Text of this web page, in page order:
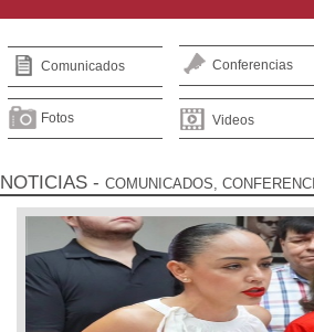
Comunicados Conferencias
Fotos Videos
NOTICIAS - COMUNICADOS,